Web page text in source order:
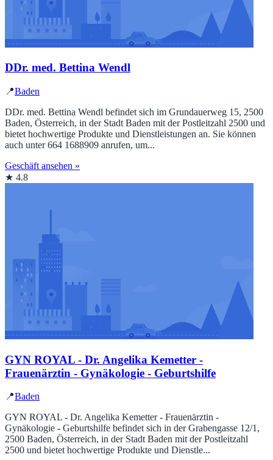
DDr. med. Bettina Wendl
📍Baden
DDr. med. Bettina Wendl befindet sich im Grundauerweg 15, 2500
Baden, Österreich, in der Stadt Baden mit der Postleitzahl 2500 und
bietet hochwertige Produkte und Dienstleistungen an. Sie können
auch unter 664 1688909 anrufen, um...
Geschäft ansehen »
★ 4.8
GYN ROYAL - Dr. Angelika Kemetter -
Frauenärztin - Gynäkologie - Geburtshilfe
📍Baden
GYN ROYAL - Dr. Angelika Kemetter - Frauenärztin -
Gynäkologie - Geburtshilfe befindet sich in der Grabengasse 12/1,
2500 Baden, Österreich, in der Stadt Baden mit der Postleitzahl
2500 und bietet hochwertige Produkte und Dienstle...